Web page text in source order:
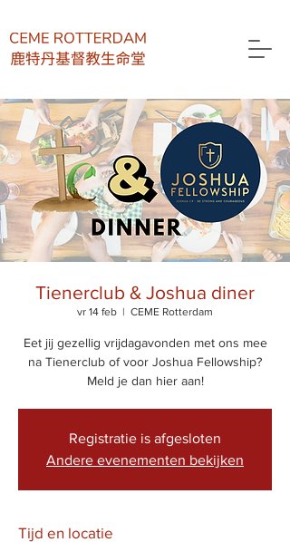
Tienerclub & Joshua diner
vr 14 feb
  |
CEME Rotterdam
Eet jij gezellig vrijdagavonden met ons mee
na Tienerclub of voor Joshua Fellowship?
Meld je dan hier aan!
Registratie is afgesloten
Andere evenementen bekijken
Tijd en locatie